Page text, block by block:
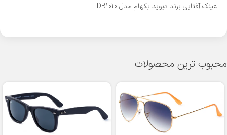
عینک آفتابی برند دیوید بکهام مدل DB1010
محبوب ترین محصولات